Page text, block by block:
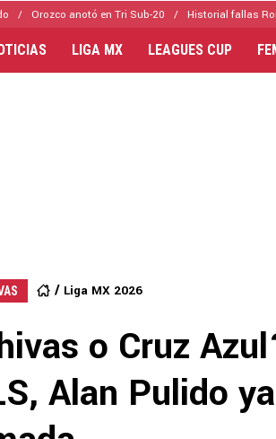
Orozco anotó en Tri Sub-20 Historial fallas
LIGA MX LEAGUES CUP
Liga MX 2026
o Cruz
Alan Pulido